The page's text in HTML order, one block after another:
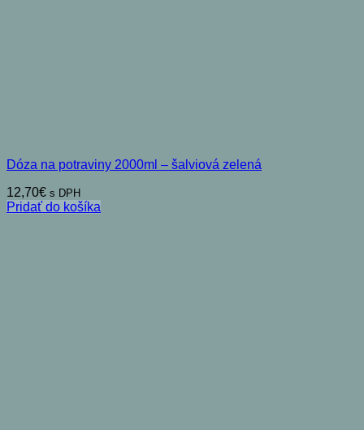
Dóza na potraviny 2000ml – šalviová zelená
12,70€ s DPH
Pridať do košíka